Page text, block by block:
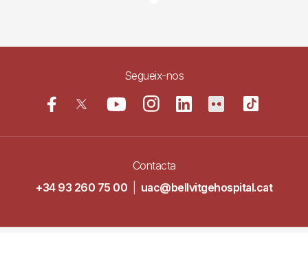
Segueix-nos
Contacta
+34 93 260 75 00
uac@bellvitgehospital.cat